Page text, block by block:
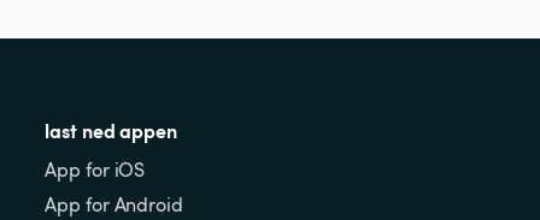
last ned appen
App for iOS
App for Android